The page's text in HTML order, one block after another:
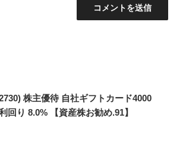
株主優待 自社ギフトカード4000
回り 8.0% 【資産株お勧め.91】